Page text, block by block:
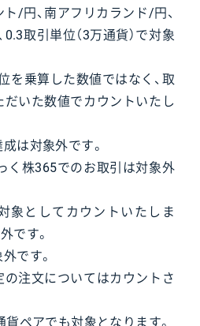
/円、南アフリカランド/円、
取引単位（3万通貨）で対象
を乗算した数値ではなく、取
いた数値でカウントいたし
は対象外です。
く株365でのお取引は対象外
象としてカウントいたしま
です。
です。
注文についてはカウントさ
ペアでも対象となります。